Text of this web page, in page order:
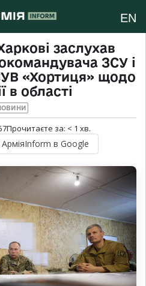
EN
заслухав
ЗСУ і
«Хортиця» щодо
в області
Прочитаєте за: < 1 хв.
АрміяInform в Google